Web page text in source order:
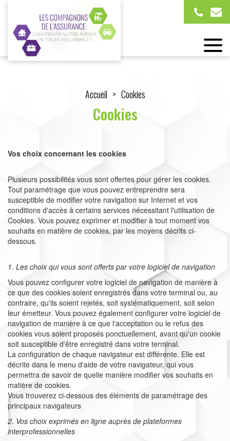
Accueil Cookies
Cookies
Vos choix concernant les cookies
Plusieurs possibilités vous sont offertes pour gérer les cookies.
Tout paramétrage que vous pouvez entreprendre sera
susceptible de modifier votre navigation sur Internet et vos
conditions d'accès à certains services nécessitant l'utilisation de
Cookies. Vous pouvez exprimer et modifier à tout moment vos
souhaits en matière de cookies, par les moyens décrits ci-
dessous.
1. Les choix qui vous sont offerts par votre logiciel de navigation
Vous pouvez configurer votre logiciel de navigation de manière à
ce que des cookies soient enregistrés dans votre terminal ou, au
contraire, qu'ils soient rejetés, soit systématiquement, soit selon
leur émetteur. Vous pouvez également configurer votre logiciel de
navigation de manière à ce que l'acceptation ou le refus des
cookies vous soient proposés ponctuellement, avant qu'un cookie
soit susceptible d'être enregistré dans votre terminal.
La configuration de chaque navigateur est différente. Elle est
décrite dans le menu d'aide de votre navigateur, qui vous
permettra de savoir de quelle manière modifier vos souhaits en
matière de cookies.
Vous trouverez ci-dessous des éléments de paramétrage des
principaux navigateurs
2. Vos choix exprimés en ligne auprès de plateformes
interprofessionnelles